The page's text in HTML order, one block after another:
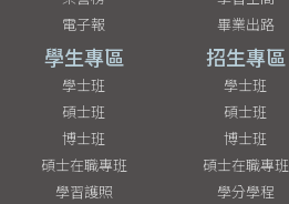
電子報
畢業出路
學生專區
學士班
碩士班
博士班
碩士在職專班
學習護照
招生專區
學士班
碩士班
博士班
碩士在職專班
學分學程